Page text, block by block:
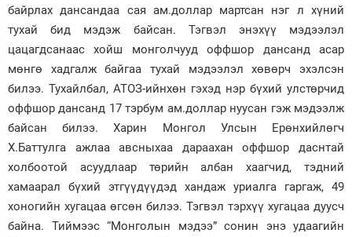
байрлах дансандаа сая ам.доллар мартсан нэг л хүний
тухай бид мэдэж байсан. Тэгвэл энэхүү мэдээлэл
цацагдсанаас хойш монголчууд оффшор дансанд асар
мөнгө хадгалж байгаа тухай мэдээлэл хөвөрч эхэлсэн
билээ. Тухайлбал, АТОЗ-ийнхөн гэхэд нэр бүхий улстөрчид
оффшор дансанд 17 тэрбум ам.доллар нуусан гэж мэдээлж
байсан билээ. Харин Монгол Улсын Ерөнхийлөгч
Х.Баттулга ажлаа авсныхаа дараахан оффшор даснтай
холбоотой асуудлаар төрийн албан хаагчид, тэдний
хамаарал бүхий этгүүдүүдэд хандаж уриалга гаргаж, 49
хоногийн хугацаа өгсөн билээ. Тэгвэл тэрхүү хугацаа дуусч
байна. Тиймээс “Монголын мэдээ” сонин энэ удаагийн